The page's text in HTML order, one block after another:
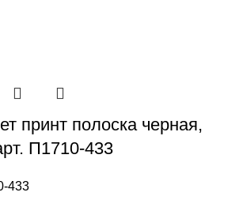
принт полоска черная,
П1710-433
433